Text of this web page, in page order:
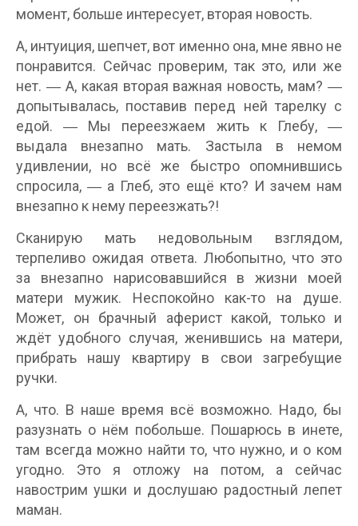
момент, больше интересует, вторая новость.
А, интуиция, шепчет, вот именно она, мне явно не
понравится. Сейчас проверим, так это, или же
нет. ― А, какая вторая важная новость, мам? ―
допытывалась, поставив перед ней тарелку с
едой. ― Мы переезжаем жить к Глебу, ―
выдала внезапно мать. Застыла в немом
удивлении, но всё же быстро опомнившись
спросила, ― а Глеб, это ещё кто? И зачем нам
внезапно к нему переезжать?!
Сканирую мать недовольным взглядом,
терпеливо ожидая ответа. Любопытно, что это
за внезапно нарисовавшийся в жизни моей
матери мужик. Неспокойно как-то на душе.
Может, он брачный аферист какой, только и
ждёт удобного случая, женившись на матери,
прибрать нашу квартиру в свои загребущие
ручки.
А, что. В наше время всё возможно. Надо, бы
разузнать о нём побольше. Пошарюсь в инете,
там всегда можно найти то, что нужно, и о ком
угодно. Это я отложу на потом, а сейчас
навострим ушки и дослушаю радостный лепет
маман.